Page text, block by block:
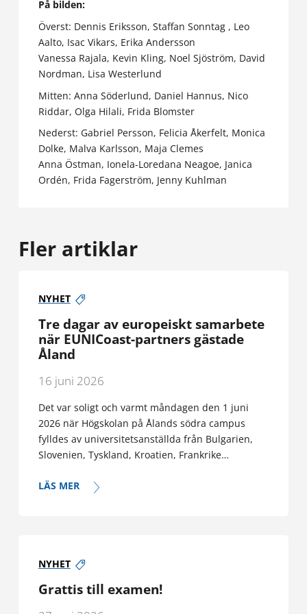
På bilden:
Överst: Dennis Eriksson, Staffan Sonntag , Leo
Aalto, Isac Vikars, Erika Andersson
Vanessa Rajala, Kevin Kling, Noel Sjöström, David
Nordman, Lisa Westerlund
Mitten: Anna Söderlund, Daniel Hannus, Nico
Riddar, Olga Hilali, Frida Blomster
Nederst: Gabriel Persson, Felicia Åkerfelt, Monica
Dolke, Malva Karlsson, Maja Clemes
Anna Östman, Ionela-Loredana Neagoe, Janica
Ordén, Frida Fagerström, Jenny Kuhlman
Fler artiklar
NYHET
Tre dagar av europeiskt samarbete
när EUNICoast-partners gästade
Åland
16 juni 2026
Det var soligt och varmt måndagen den 1 juni
2026 när Högskolan på Ålands södra campus
fylldes av universitetsanställda från Bulgarien,
Slovenien, Tyskland, Kroatien, Frankrike…
LÄS MER
NYHET
Grattis till examen!